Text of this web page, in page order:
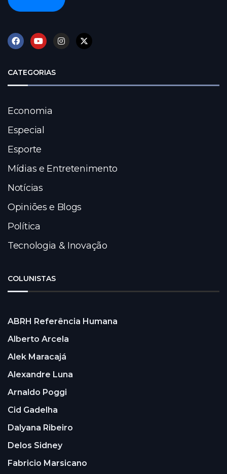
CATEGORIAS
Economia
Especial
Esporte
Mídias e Entretenimento
Notícias
Opiniões e Blogs
Política
Tecnologia & Inovação
COLUNISTAS
ABRH Referência Humana
Alberto Arcela
Alek Maracajá
Alexandre Luna
Arnaldo Poggi
Cid Gadelha
Dalyana Ribeiro
Delos Sidney
Fabricio Marsicano